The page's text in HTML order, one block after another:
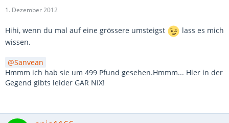
1. Dezember 2012
Hihi, wenn du mal auf eine grössere umsteigst
lass es mich
wissen.
Sanvean
Hmmm ich hab sie um 499 Pfund gesehen.Hmmm... Hier in der
Gegend gibts leider GAR NIX!